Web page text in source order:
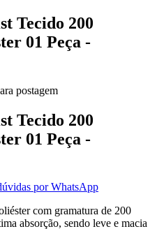
Tecido 200
01 Peça -
postagem
Tecido 200
01 Peça -
por WhatsApp
com gramatura de 200
absorção, sendo leve e macia